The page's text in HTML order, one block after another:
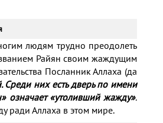
людям трудно преодолеть
Райян своим жаждущим
Посланник Аллаха (да
Среди них есть дверь по имени
означает «утоливший жажду».
ради Аллаха в этом мире.